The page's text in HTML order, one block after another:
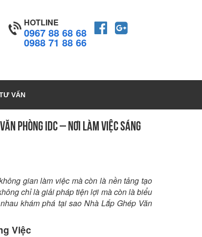
HOTLINE
0967 88 68 68
0988 71 88 66
VẤN
PHÒNG IDC – NƠI LÀM VIỆC SÁNG
gian làm việc mà còn là nền tảng tạo
chỉ là giải pháp tiện lợi mà còn là biểu
khám phá tại sao Nhà Lắp Ghép Văn
Việc